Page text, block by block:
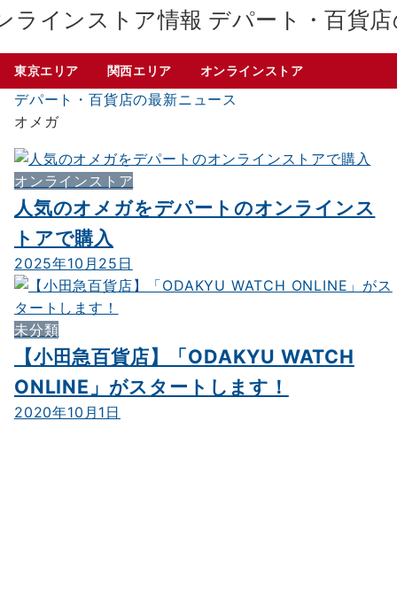
デパート・百貨
東京エリア 関西エリア オンラインストア
デパート・百貨店の最新ニュース
オメガ
オンラインストア
人気のオメガをデパートのオンラインス
トアで購入
2025年10月25日
未分類
【小田急百貨店】「ODAKYU WATCH
ONLINE」がスタートします！
2020年10月1日